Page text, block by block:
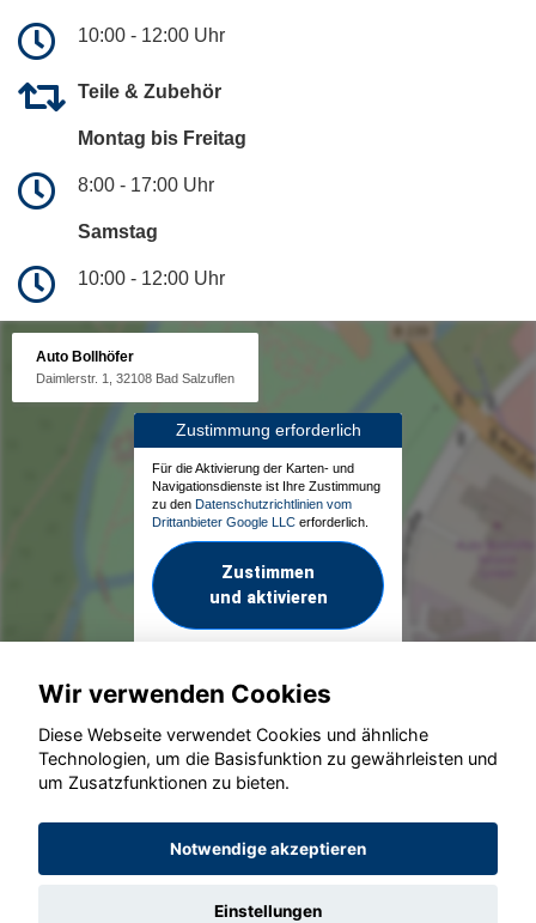
10:00 - 12:00 Uhr
Teile & Zubehör
Montag bis Freitag
8:00 - 17:00 Uhr
Samstag
10:00 - 12:00 Uhr
Auto Bollhöfer
Daimlerstr. 1, 32108 Bad Salzuflen
Zustimmung erforderlich
Für die Aktivierung der Karten- und
Navigationsdienste ist Ihre Zustimmung
zu den Datenschutzrichtlinien vom
Drittanbieter Google LLC erforderlich.
Zustimmen
und aktivieren
© konjunkturmotor.de GmbH 2020 - 2026
Wir verwenden Cookies
Diese Webseite verwendet Cookies und ähnliche
Technologien, um die Basisfunktion zu gewährleisten und
um Zusatzfunktionen zu bieten.
Notwendige akzeptieren
Einstellungen